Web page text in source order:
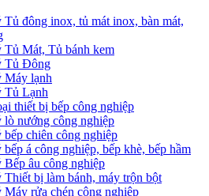
Tủ đông inox, tủ mát inox, bàn mát,
Tủ Mát, Tủ bánh kem
Tủ Đông
Máy lạnh
Tủ Lạnh
thiết bị bếp công nghiệp
lò nướng công nghiệp
bếp chiên công nghiệp
á công nghiệp, bếp khè, bếp hầm
Bếp âu công nghiệp
Thiết bị làm bánh, máy trộn bột
Máy rửa chén công nghiệp